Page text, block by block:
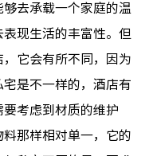
去承载一个家庭的温
现生活的丰富性。但
它会有所不同，因为
是不一样的，酒店有
考虑到材质的维护
那样相对单一，它的